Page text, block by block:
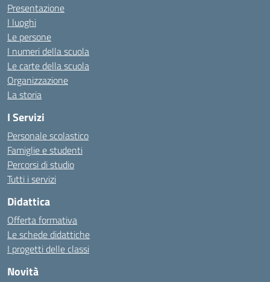
Presentazione
I luoghi
Le persone
I numeri della scuola
Le carte della scuola
Organizzazione
La storia
I Servizi
Personale scolastico
Famiglie e studenti
Percorsi di studio
Tutti i servizi
Didattica
Offerta formativa
Le schede didattiche
I progetti delle classi
Novità